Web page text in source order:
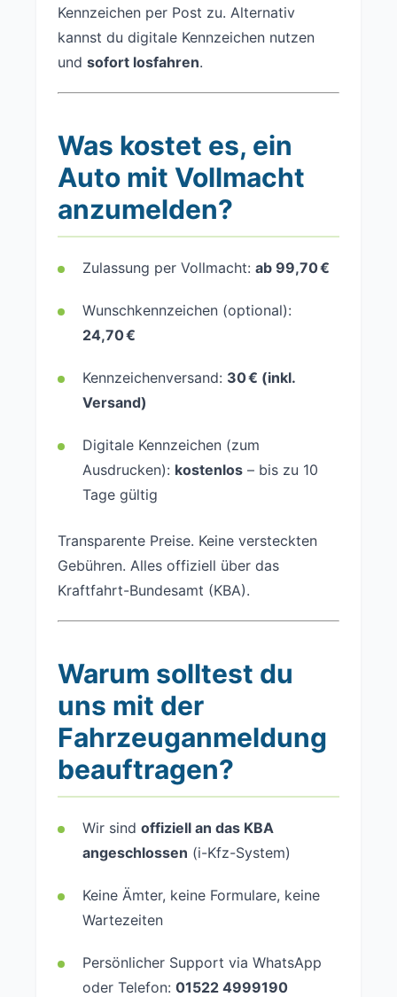
Kennzeichen per Post zu. Alternativ
kannst du digitale Kennzeichen nutzen
und sofort losfahren.
Was kostet es, ein
Auto mit Vollmacht
anzumelden?
Zulassung per Vollmacht: ab 99,70 €
Wunschkennzeichen (optional):
24,70 €
Kennzeichenversand: 30 € (inkl.
Versand)
Digitale Kennzeichen (zum
Ausdrucken): kostenlos – bis zu 10
Tage gültig
Transparente Preise. Keine versteckten
Gebühren. Alles offiziell über das
Kraftfahrt-Bundesamt (KBA).
Warum solltest du
uns mit der
Fahrzeuganmeldung
beauftragen?
Wir sind offiziell an das KBA
angeschlossen (i-Kfz-System)
Keine Ämter, keine Formulare, keine
Wartezeiten
Persönlicher Support via WhatsApp
oder Telefon: 01522 4999190